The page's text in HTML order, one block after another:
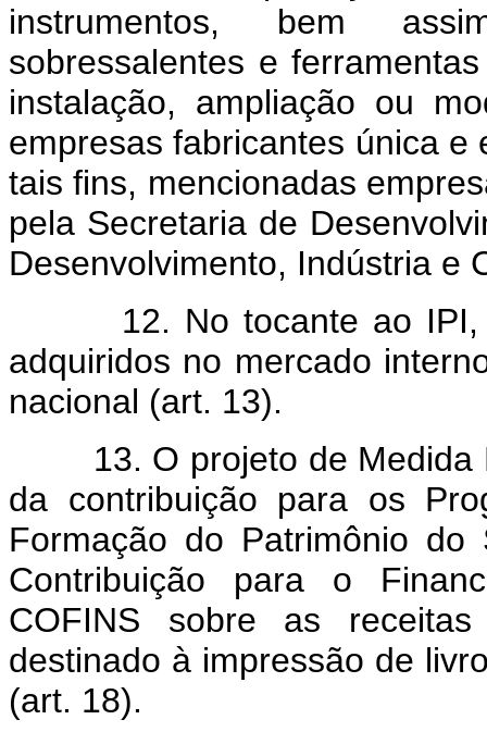
instrumentos, bem
sobressalentes e
instalação, ampliação ou
empresas fabricantes única e
tais fins, mencionadas
pela Secretaria de
Desenvolvimento, Indústria e
12. No tocante ao IPI, a
adquiridos no mercado
nacional (art. 13).
13. O projeto de Medida
da contribuição para os
Formação do Patrimônio
Contribuição para o
COFINS sobre as
destinado à impressão de
(art. 18).